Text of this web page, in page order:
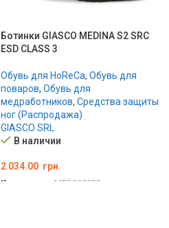
Ботинки GIASCO MEDINA S2 SRC
ESD CLASS 3
Обувь для HoReCa, Обувь для
поваров, Обувь для
медработников, Средства защиты
ног (Распродажа)
GIASCO SRL
В наличии
2 034.00 грн.
Код товара: MED000032